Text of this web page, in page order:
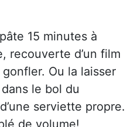
15 minutes à
recouverte d’un film
Ou la laisser
le bol du
serviette propre.